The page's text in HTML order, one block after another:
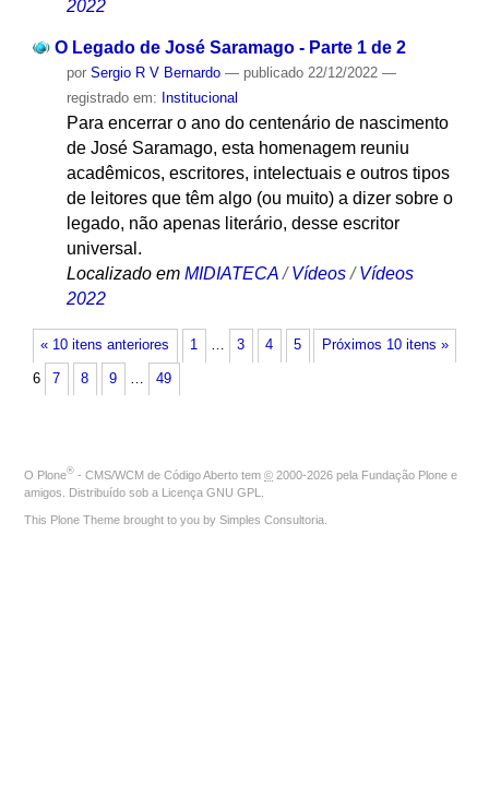
2022
O Legado de José Saramago - Parte 1 de 2
por Sergio R V Bernardo — publicado22/12/2022 —
registrado em: Institucional
Para encerrar o ano do centenário de nascimento
de José Saramago, esta homenagem reuniu
acadêmicos, escritores, intelectuais e outros tipos
de leitores que têm algo (ou muito) a dizer sobre o
legado, não apenas literário, desse escritor
universal.
Localizado em MIDIATECA /Vídeos /Vídeos
2022
« 10 itens anteriores Próximos 10 itens »
1 … 3 4 5
6 7 8 9 … 49
O Plone® - CMS/WCM de Código Aberto tem © 2000-2026 pela Fundação Plone e
amigos. Distribuído sob a Licença GNU GPL
This Plone Theme brought to you by Simples Consultoria